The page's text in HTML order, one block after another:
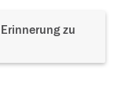
zu